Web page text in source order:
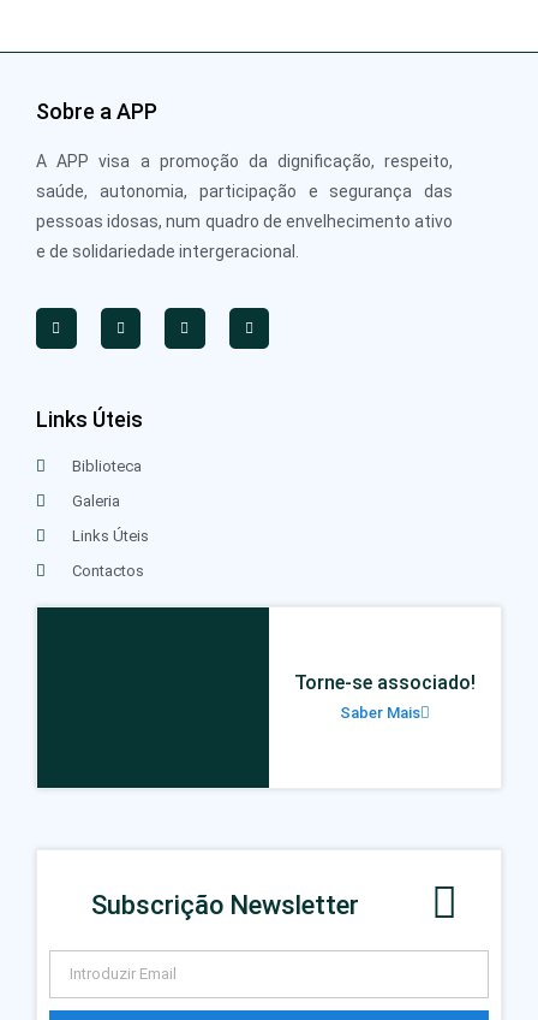
Sobre a APP
A APP visa a promoção da dignificação, respeito,
saúde, autonomia, participação e segurança das
pessoas idosas, num quadro de envelhecimento ativo
e de solidariedade intergeracional.
Links Úteis
Biblioteca
Galeria
Links Úteis
Contactos
Torne-se associado!
Saber Mais
Subscrição Newsletter